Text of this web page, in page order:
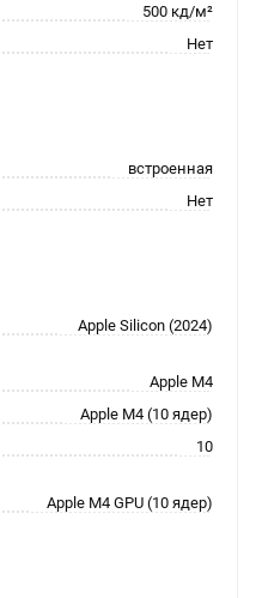
500 кд/м²
Нет
встроенная
Нет
Apple Silicon (2024)
Apple M4
Apple M4 (10 ядер)
10
Apple M4 GPU (10 ядер)